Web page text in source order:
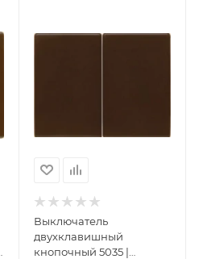
Выключатель
двухклавишный
кнопочный 5035 |